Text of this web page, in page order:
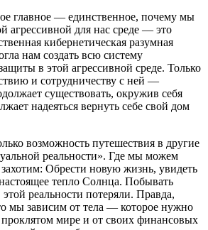
главное — единственное, почему мы
агрессивной для нас среде — это
кибернетическая разумная
нам создать всю систему
в этой агрессивной среде. Только
и сотрудничеству с ней —
существовать, окружив себя
надеяться вернуть себе свой дом
возможность путешествия в другие
реальности». Где мы можем
захотим: Обрести новую жизнь, увидеть
тепло Солнца. Побывать
реальности потеряли. Правда,
мы зависим от тела — которое нужно
мире и от своих финансовых